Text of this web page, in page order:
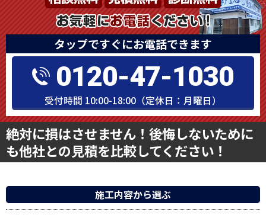
タップですぐにお電話できます
0120-47-1030
受付時間 10:00-18:00（定休日：月曜日）
絶対に損はさせません！後悔しないために
も他社との見積を比較してください！
施工内容から選ぶ